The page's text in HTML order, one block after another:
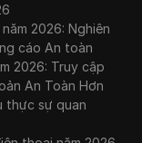
2026: Nghiên
cáo An toàn
2026: Truy cập
An Toàn Hơn
thực sự quan